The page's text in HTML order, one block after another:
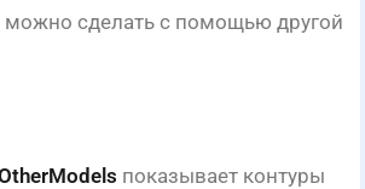
сделать с помощью другой
показывает контуры